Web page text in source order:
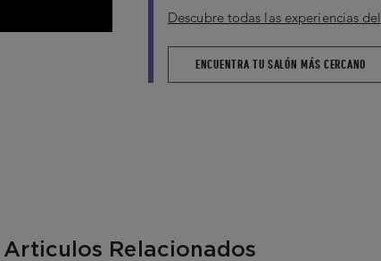
En caso de contacto con
Hialurónico, trabaja horas
cabelludo y fortalecer el
ACEITE DE RICINO
Descubre todas las experiencias
ENCUENTRA TU SALÓN MÁS CERCANO
Articulos Relacionados